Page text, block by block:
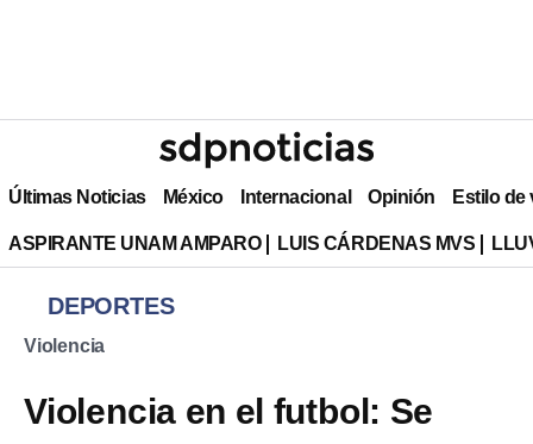
Últimas Noticias México Internacional Opinión Estilo de
ASPIRANTE UNAM AMPARO LUIS CÁRDENAS MVS
DEPORTES
Violencia
Violencia en el futbol: Se